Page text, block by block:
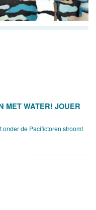
MET WATER! JOUER
de Pacifictoren stroomt